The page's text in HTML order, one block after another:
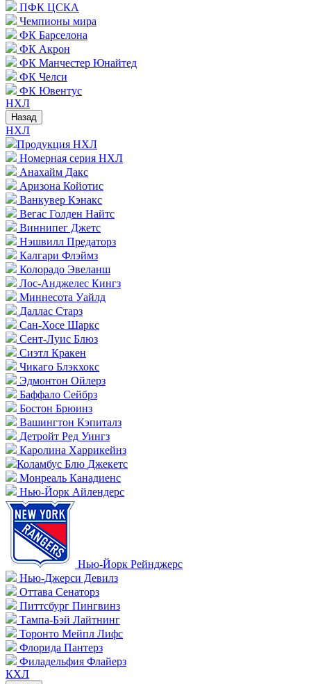
ПФК ЦСКА
Чемпионы мира
ФК Барселона
ФК Акрон
ФК Манчестер Юнайтед
ФК Челси
ФК Ювентус
НХЛ
Назад
НХЛ
Продукция НХЛ
Номерная серия НХЛ
Анахайм Дакс
Аризона Койотис
Ванкувер Кэнакс
Вегас Голден Найтс
Виннипег Джетс
Нэшвилл Предаторз
Калгари Флэймз
Колорадо Эвеланш
Лос-Анджелес Кингз
Миннесота Уайлд
Даллас Старз
Сан-Хосе Шаркс
Сент-Луис Блюз
Сиэтл Кракен
Чикаго Блэкхокс
Эдмонтон Ойлерз
Баффало Сейбрз
Бостон Брюинз
Вашингтон Кэпиталз
Детройт Ред Уингз
Каролина Харрикейнз
Коламбус Блю Джекетс
Монреаль Канадиенс
Нью-Йорк Айлендерс
Нью-Йорк Рейнджерс
Нью-Джерси Девилз
Оттава Сенаторз
Питтсбург Пингвинз
Тампа-Бэй Лайтнинг
Торонто Мейпл Лифс
Флорида Пантерз
Филадельфия Флайерз
КХЛ